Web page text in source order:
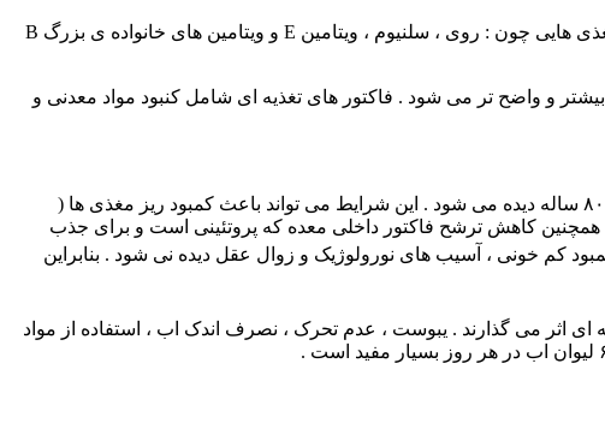
ر ) ضعف سیستم ایمنی : سیستم ایمنی همراه با افزایش سن در پیری ضعیف می شود . عملکرد مناسب این سیستم به وجود ریز مغذی هایی چون : روی ، سلنیوم ، ویتامین E و ویتامین های خانواده ی بزرگ B
افزایش سن ، بیشتر و واضح تر می شود . فاکتور های تغذیه ای شامل کنبود مواد معدنی و
سیستم گوارشی : نازک شدن و کاهش تدریجی فعالیت ترشحی موکوس معده در ۲۵ ٪ افراد در سنین ۶۰ سالگی و ۴۰ ٪ افراد بالای ۸۰ ساله دیده می شود . این شرایط می تواند باعث کمبود ریز مغذی ها (
کاهش ترشح فاکتور داخلی معده که پروتئینی است و برای جذب
کم خونی ، آسیب های نورولوژیک و زوال عقل دیده نی شود . بنابراین
اثر می گذارند . یبوست ، عدم تحرک ، نصرف اندک اب ، استفاده از مواد